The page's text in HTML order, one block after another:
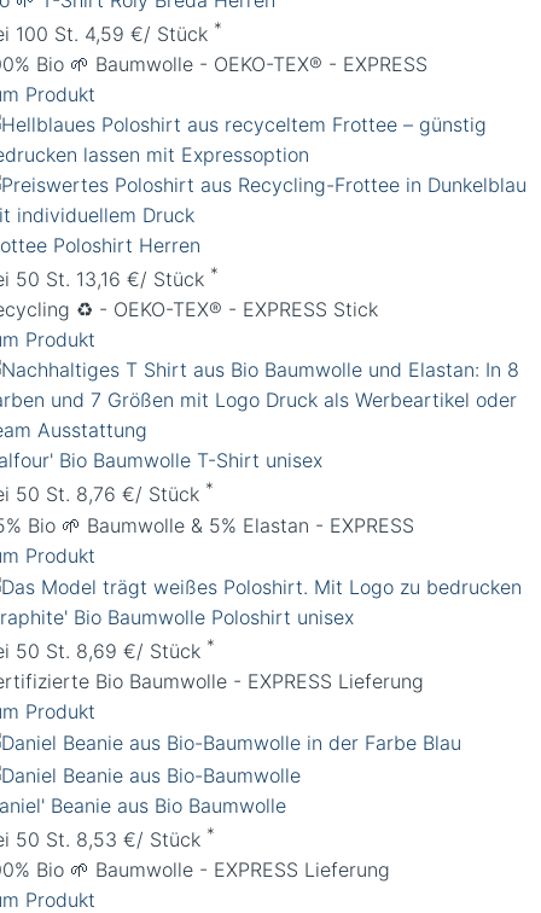
100 St. 4,59 €/ Stück *
Bio 🌱 Baumwolle - OEKO-TEX® - EXPRESS
Produkt
Poloshirt Herren
50 St. 13,16 €/ Stück *
♻️ - OEKO-TEX® - EXPRESS Stick
Produkt
Bio Baumwolle T-Shirt unisex
50 St. 8,76 €/ Stück *
Bio 🌱 Baumwolle & 5% Elastan - EXPRESS
Produkt
Bio Baumwolle Poloshirt unisex
50 St. 8,69 €/ Stück *
Bio Baumwolle - EXPRESS Lieferung
Produkt
Beanie aus Bio Baumwolle
50 St. 8,53 €/ Stück *
Bio 🌱 Baumwolle - EXPRESS Lieferung
Produkt